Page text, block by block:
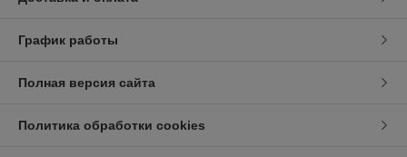
График работы
Полная версия сайта
Политика обработки cookies